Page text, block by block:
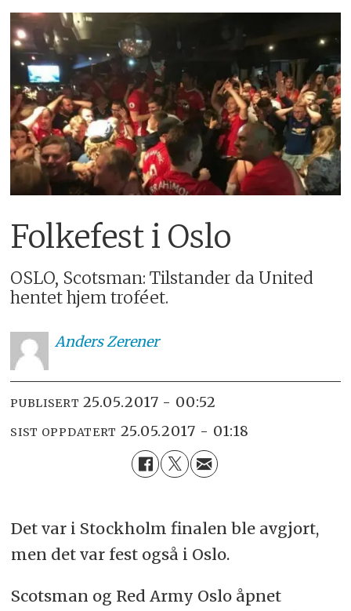
Folkefest i Oslo
OSLO, Scotsman: Tilstander da United
hentet hjem troféet.
AndersZerener
PUBLISERT 25.05.2017 - 00:52
SIST OPPDATERT 25.05.2017 - 01:18
Det var i Stockholm finalen ble avgjort,
men det var fest også i Oslo.
Scotsman og Red Army Oslo åpnet